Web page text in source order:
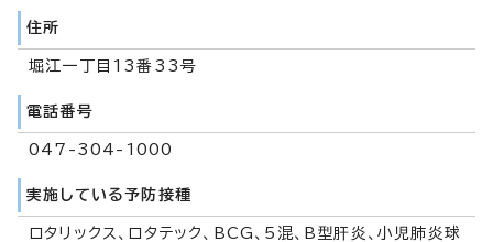
住所
堀江一丁目13番33号
電話番号
047-304-1000
実施している予防接種
ロタリックス、ロタテック、BCG、5混、B型肝炎、小児肺炎球